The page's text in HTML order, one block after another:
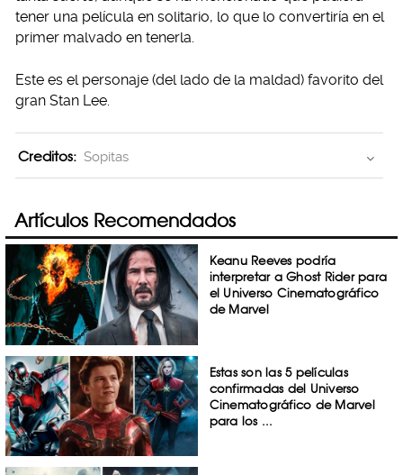
tener una película en solitario, lo que lo convertiría en el
primer malvado en tenerla.
Este es el personaje (del lado de la maldad) favorito del
gran Stan Lee.
Creditos: Sopitas
Artículos Recomendados
Keanu Reeves podría
interpretar a Ghost Rider para
el Universo Cinematográfico
de Marvel
Estas son las 5 películas
confirmadas del Universo
Cinematográfico de Marvel
para los ...